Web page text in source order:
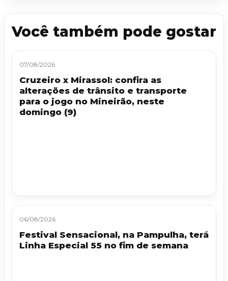
Você também pode gostar
07/08/2026
Cruzeiro x Mirassol: confira as
alterações de trânsito e transporte
para o jogo no Mineirão, neste
domingo (9)
06/08/2026
Festival Sensacional, na Pampulha, terá
Linha Especial 55 no fim de semana